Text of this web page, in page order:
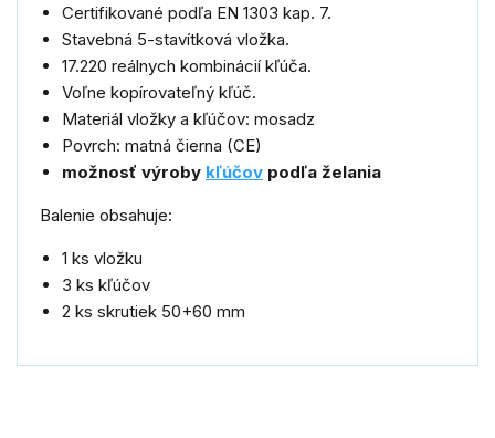
Certifikované podľa EN 1303 kap. 7.
Stavebná 5-stavítková vložka.
17.220 reálnych kombinácií kľúča.
Voľne kopírovateľný kľúč.
Materiál vložky a kľúčov: mosadz
Povrch: matná čierna (CE)
možnosť výroby kľúčov podľa želania
Balenie obsahuje:
1 ks vložku
3 ks kľúčov
2 ks skrutiek 50+60 mm